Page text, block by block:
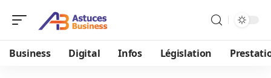
Business Digital Infos Législation